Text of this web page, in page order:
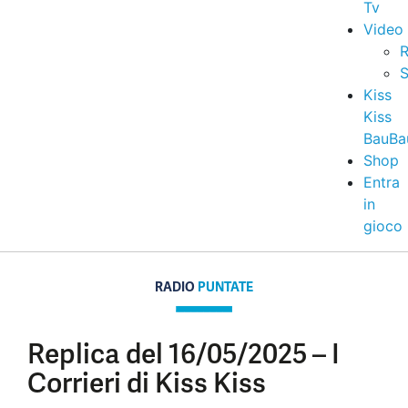
Tv
Video
Kiss
Kiss
Shop
Entra
in
gioco
RADIO PUNTATE
Replica del 16/05/2025 – I
Corrieri di Kiss Kiss